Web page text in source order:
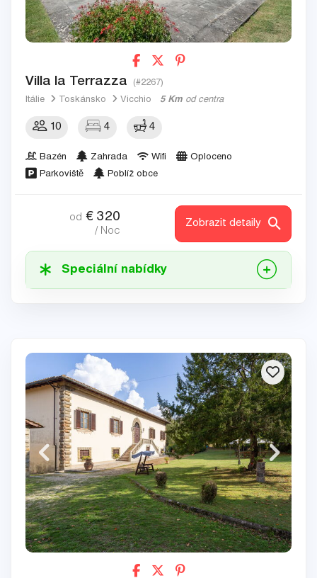
Villa la Terrazza (#2267)
Itálie Toskánsko Vicchio 5 Km od centra
10 4 4
Bazén Zahrada Wifi
Oploceno
Parkoviště
Poblíž obce
od € 320
/ Noc
Zobrazit detaily
Speciální nabídky